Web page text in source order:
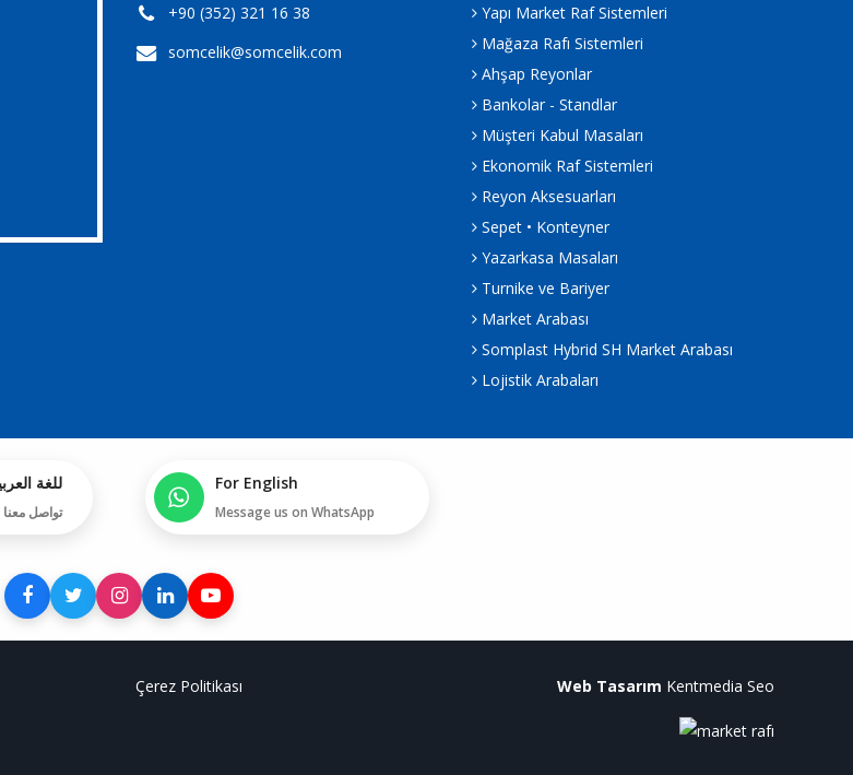
+90 (352) 321 16 38
somcelik@somcelik.com
Yapı Market Raf Sistemleri
Mağaza Rafı Sistemleri
Ahşap Reyonlar
Bankolar - Standlar
Müşteri Kabul Masaları
Ekonomik Raf Sistemleri
Reyon Aksesuarları
Sepet • Konteyner
Yazarkasa Masaları
Turnike ve Bariyer
Market Arabası
Somplast Hybrid SH Market Arabası
Lojistik Arabaları
للغة
تواصل
For English
Message us on WhatsApp
Çerez Politikası Web Tasarım Kentmedia Seo